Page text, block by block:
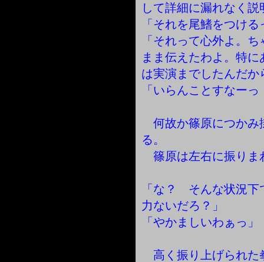
して詳細に漏れなく
「それを尾鰭をつけ
「それって心外よ。
まま伝えたわよ。特
は実演までしたんだか
「いらんことすなー
何故か篠原につかみ
る。
篠原は左右に振りま
「な？ そんな状況下
力ないだろ？」
「やかましいわぁっ」
高く振り上げられた